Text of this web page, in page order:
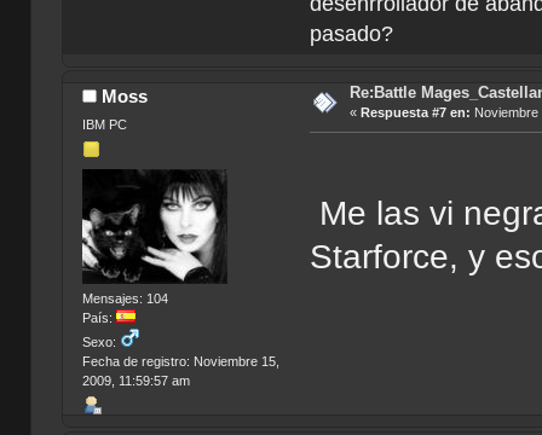
pasado?
Moss
IBM PC
Mensajes: 104
País:
Sexo:
Fecha de registro: Noviembre 15,
2009, 11:59:57 am
Re:Battle
« Respuesta #7 en: Noviembre
Me las vi
Starforce, y